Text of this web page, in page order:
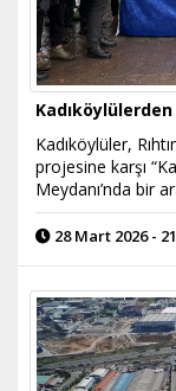
Kadıköylüler,
projesine karşı
Meydanı’nda bir
28 Mart 2026 -